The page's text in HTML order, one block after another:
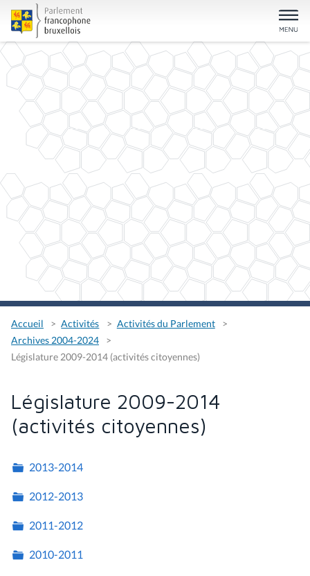
Accueil Activités
Activités du Parlement
Archives 2004-2024
Législature 2009-2014 (activités citoyennes)
Législature 2009-2014
(activités citoyennes)
2013-2014
2012-2013
2011-2012
2010-2011